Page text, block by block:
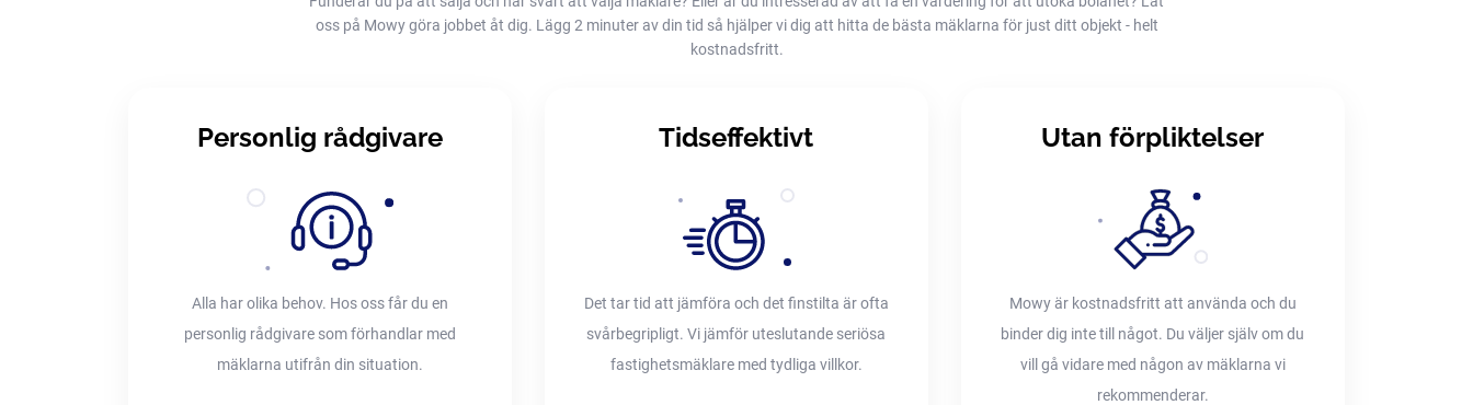
oss på Mowy göra jobbet åt dig. Lägg 2 minuter av din tid så hjälper vi dig att hitta de bästa mäklarna för just ditt objekt - helt
kostnadsfritt.
Personlig rådgivare
Alla har olika behov. Hos oss får du en
personlig rådgivare som förhandlar med
mäklarna utifrån din situation.
Tidseffektivt
Det tar tid att jämföra och det finstilta är ofta
svårbegripligt. Vi jämför uteslutande seriösa
fastighetsmäklare med tydliga villkor.
Utan förpliktelser
Mowy är kostnadsfritt att använda och du
binder dig inte till något. Du väljer själv om du
vill gå vidare med någon av mäklarna vi
rekommenderar.